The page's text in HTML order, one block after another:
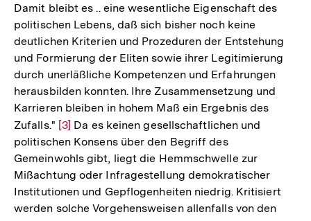
Damit bleibt es .. eine wesentliche Eigenschaft des
politischen Lebens, daß sich bisher noch keine
deutlichen Kriterien und Prozeduren der Entstehung
und Formierung der Eliten sowie ihrer Legitimierung
durch unerläßliche Kompetenzen und Erfahrungen
herausbilden konnten. Ihre Zusammensetzung und
Karrieren bleiben in hohem Maß ein Ergebnis des
Zufalls." Zur
Auflösung
der
Fußnote
[3] Da es keinen gesellschaftlichen und
politischen Konsens über den Begriff des
Gemeinwohls gibt, liegt die Hemmschwelle zur
Mißachtung oder Infragestellung demokratischer
Institutionen und Gepflogenheiten niedrig. Kritisiert
werden solche Vorgehensweisen allenfalls von den